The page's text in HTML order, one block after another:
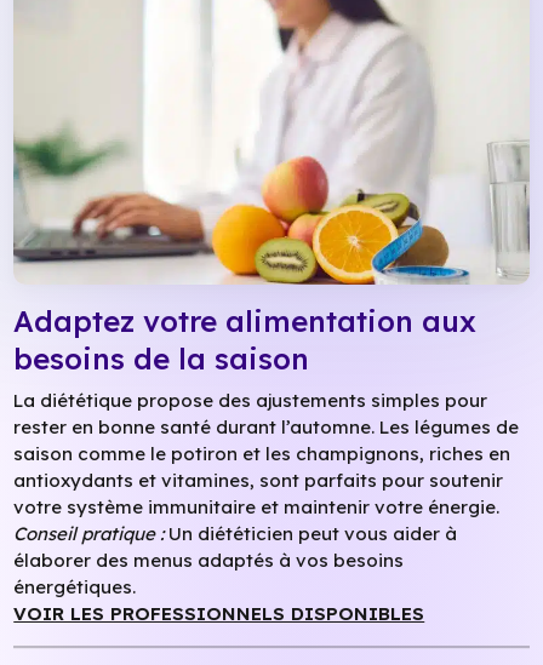
Adaptez votre alimentation aux
besoins de la saison
La diététique propose des ajustements simples pour
rester en bonne santé durant l’automne. Les légumes de
saison comme le potiron et les champignons, riches en
antioxydants et vitamines, sont parfaits pour soutenir
votre système immunitaire et maintenir votre énergie.
Conseil pratique :Un diététicien peut vous aider à
élaborer des menus adaptés à vos besoins
énergétiques.
VOIR LES PROFESSIONNELS DISPONIBLES